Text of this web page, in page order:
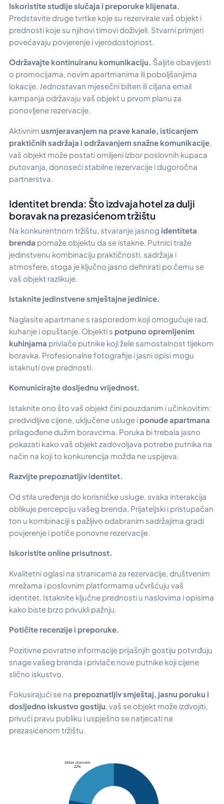
Iskoristite studije slučaja i preporuke klijenata.
Predstavite druge tvrtke koje su rezervirale vaš objekt i
prednosti koje su njihovi timovi doživjeli. Stvarni primjeri
povećavaju povjerenje i vjerodostojnost.
Održavajte kontinuiranu komunikaciju. Šaljite obavijesti
o promocijama, novim apartmanima ili poboljšanjima
lokacije. Jednostavan mjesečni bilten ili ciljana email
kampanja održavaju vaš objekt u prvom planu za
ponovljene rezervacije.
Aktivnim usmjeravanjem na prave kanale, isticanjem
praktičnih sadržaja i održavanjem snažne komunikacije,
vaš objekt može postati omiljeni izbor poslovnih kupaca
putovanja, donoseći stabilne rezervacije i dugoročna
partnerstva.
Identitet brenda: Što izdvaja hotel za dulji
boravak na prezasićenom tržištu
Na konkurentnom tržištu, stvaranje jasnog identiteta
brenda pomaže objektu da se istakne. Putnici traže
jedinstvenu kombinaciju praktičnosti, sadržaja i
atmosfere, stoga je ključno jasno definirati po čemu se
vaš objekt razlikuje.
Istaknite jedinstvene smještajne jedinice.
Naglasite apartmane s rasporedom koji omogućuje rad,
kuhanje i opuštanje. Objekti s potpuno opremljenim
kuhinjama privlače putnike koji žele samostalnost tijekom
boravka. Profesionalne fotografije i jasni opisi mogu
istaknuti ove prednosti.
Komunicirajte dosljednu vrijednost.
Istaknite ono što vaš objekt čini pouzdanim i učinkovitim:
predvidljive cijene, uključene usluge i ponude apartmana
prilagođene dužim boravcima. Poruka bi trebala jasno
pokazati kako vaš objekt zadovoljava potrebe putnika na
način na koji to konkurencija možda ne uspijeva.
Razvijte prepoznatljiv identitet.
Od stila uređenja do korisničke usluge, svaka interakcija
oblikuje percepciju vašeg brenda. Prijateljski i pristupačan
ton u kombinaciji s pažljivo odabranim sadržajima gradi
povjerenje i potiče ponovne rezervacije.
Iskoristite online prisutnost.
Kvalitetni oglasi na stranicama za rezervacije, društvenim
mrežama i poslovnim platformama učvršćuju vaš
identitet. Istaknite ključne prednosti u naslovima i opisima
kako biste brzo privukli pažnju.
Potičite recenzije i preporuke.
Pozitivne povratne informacije prijašnjih gostiju potvrđuju
snage vašeg brenda i privlače nove putnike koji cijene
slično iskustvo.
Fokusirajući se na prepoznatljiv smještaj, jasnu poruku i
dosljedno iskustvo gostiju, vaš se objekt može izdvojiti,
privući pravu publiku i uspješno se natjecati na
prezasićenom tržištu.